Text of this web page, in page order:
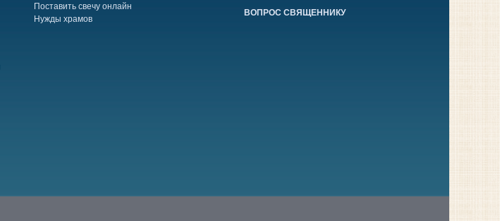
Поставить свечу онлайн
Нужды храмов
ВОПРОС СВЯЩЕННИКУ